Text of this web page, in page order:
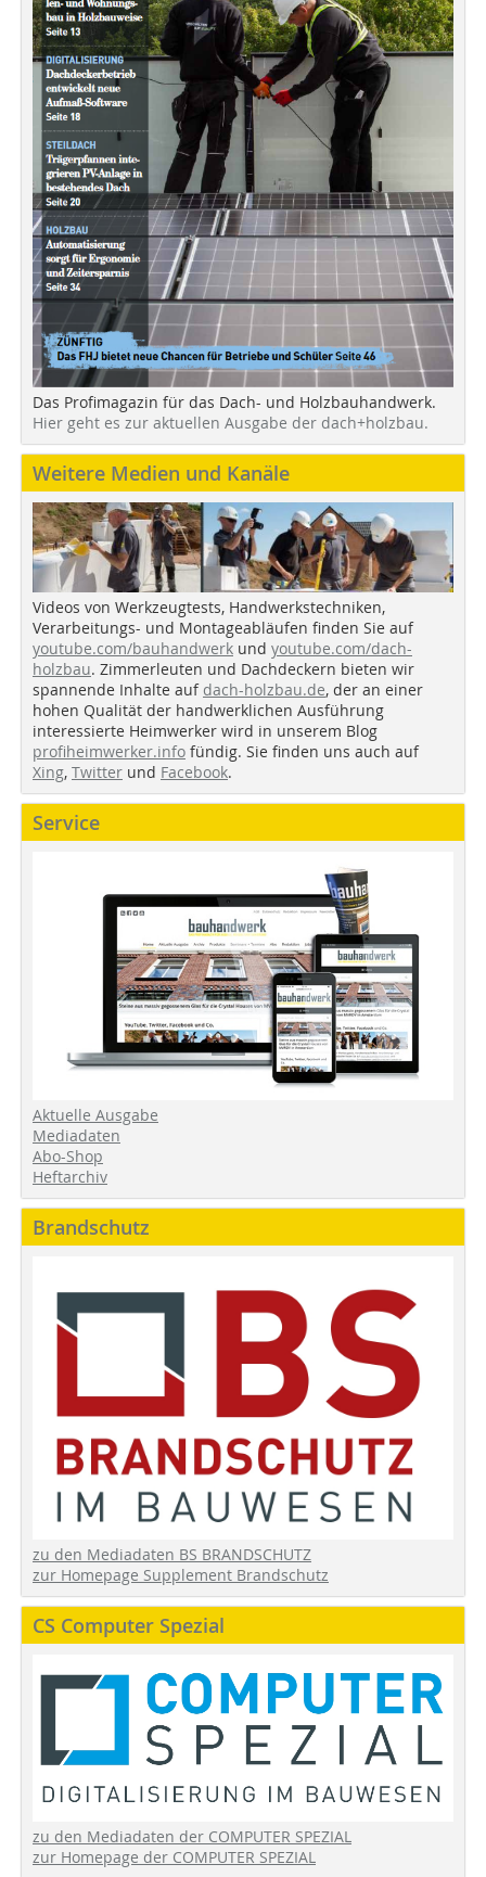
Das Profimagazin für das Dach- und Holzbauhandwerk.
Hier geht es zur aktuellen Ausgabe der dach+holzbau.
Weitere Medien und Kanäle
Videos von Werkzeugtests, Handwerkstechniken,
Verarbeitungs- und Montageabläufen finden Sie auf
youtube.com/bauhandwerk und youtube.com/dach-
holzbau. Zimmerleuten und Dachdeckern bieten wir
spannende Inhalte auf dach-holzbau.de, der an einer
hohen Qualität der handwerklichen Ausführung
interessierte Heimwerker wird in unserem Blog
profiheimwerker.info fündig. Sie finden uns auch auf
Xing, Twitter und Facebook.
Service
Aktuelle Ausgabe
Mediadaten
Abo-Shop
Heftarchiv
Brandschutz
zu den Mediadaten BS BRANDSCHUTZ
zur Homepage Supplement Brandschutz
CS Computer Spezial
zu den Mediadaten der COMPUTER SPEZIAL
zur Homepage der COMPUTER SPEZIAL